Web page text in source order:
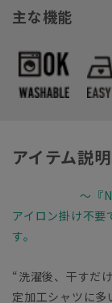
主な機能
アイテム説明
～『
アイロン掛け不要
す。
“洗濯後、干すだ
定加工シャツに多